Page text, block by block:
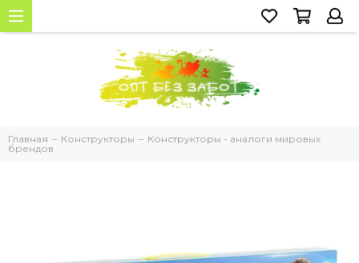
Главная Конструкторы
Конструкторы - аналоги мировых
брендов